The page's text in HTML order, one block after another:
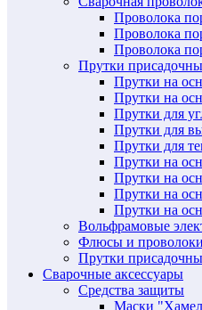
Проволока
Проволока
Проволока
Прутки
Прутки на
Прутки на
Прутки для
Прутки для
Прутки для
Прутки на
Прутки на
Прутки на
Прутки на
Вольфрамовые
Флюсы и
Прутки
Сварочные аксессуары
Средства защиты
Маски